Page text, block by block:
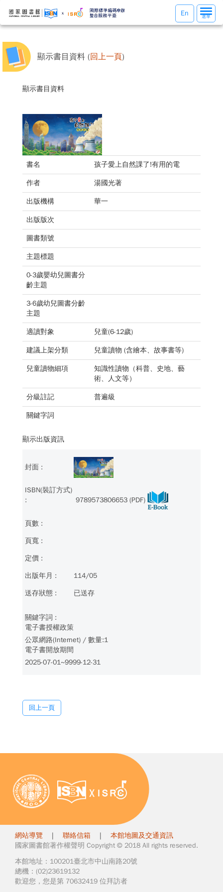
選
單
選單
En
顯示書目資料 (回上一頁)
顯示書目資料
書名 孩子愛上自然課了!有用的電
作者 湯國光著
出版機構 華一
出版版次
圖書類號
主題標題
0-3歲嬰幼兒圖書分
齡主題
3-6歲幼兒圖書分齡
主題
適讀對象 兒童(6-12歲)
建議上架分類 兒童讀物 (含繪本、故事書等)
兒童讀物細項
知識性讀物（科普、史地、藝
術、人文等）
分級註記 普遍級
關鍵字詞
顯示出版資訊
9789573806653 (PDF)
114/05
已送存
電子書授權政策
公眾網路(Internet) / 數量:1
電子書開放期間
2025-07-01~9999-12-31
回上一頁
網站導覽 | 聯絡信箱 | 本館地圖及交通資訊
國家圖書館著作權聲明 Copyright © 2018 All rights reserved.
本館地址：100201臺北市中山南路20號
總機：(02)23619132
歡迎您，您是第 70632419 位拜訪者